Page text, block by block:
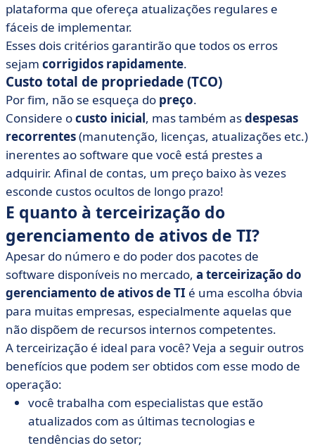
plataforma que ofereça atualizações regulares e
fáceis de implementar.
Esses dois critérios garantirão que todos os erros
sejam corrigidos rapidamente.
Custo total de propriedade (TCO)
Por fim, não se esqueça do preço.
Considere ocusto inicial, mas também asdespesas
recorrentes(manutenção, licenças, atualizações etc.)
inerentes ao software que você está prestes a
adquirir. Afinal de contas, um preço baixo às vezes
esconde custos ocultos de longo prazo!
E quanto à terceirização do
gerenciamento de ativos de TI?
Apesar do número e do poder dos pacotes de
software disponíveis no mercado, a terceirização do
gerenciamento de ativos de TI é uma escolha óbvia
para muitas empresas, especialmente aquelas que
não dispõem de recursos internos competentes.
A terceirização é ideal para você? Veja a seguir outros
benefícios que podem ser obtidos com esse modo de
operação:
você trabalha com especialistas que estão
atualizados com as últimas tecnologias e
tendências do setor;